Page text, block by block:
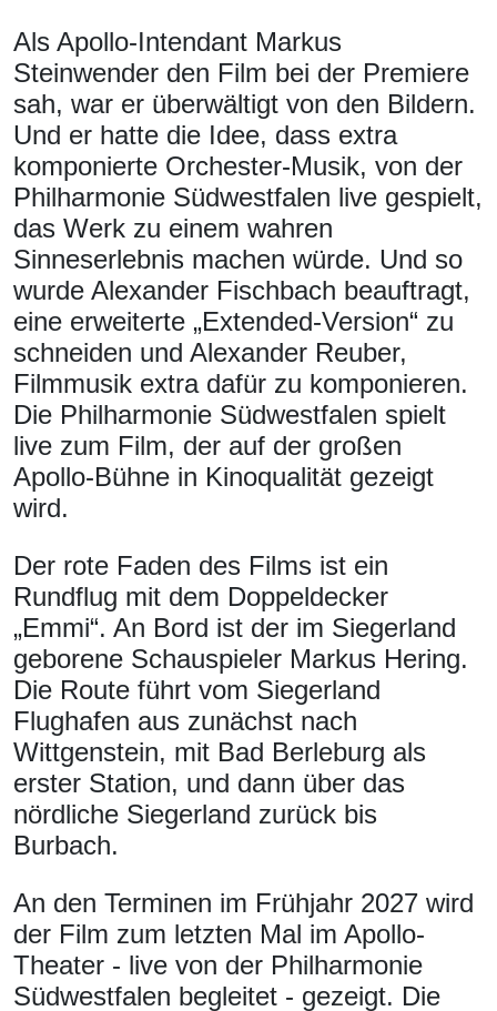
Als Apollo-Intendant Markus
Steinwender den Film bei der Premiere
sah, war er überwältigt von den Bildern.
Und er hatte die Idee, dass extra
komponierte Orchester-Musik, von der
Philharmonie Südwestfalen live gespielt,
das Werk zu einem wahren
Sinneserlebnis machen würde. Und so
wurde Alexander Fischbach beauftragt,
eine erweiterte „Extended-Version“ zu
schneiden und Alexander Reuber,
Filmmusik extra dafür zu komponieren.
Die Philharmonie Südwestfalen spielt
live zum Film, der auf der großen
Apollo-Bühne in Kinoqualität gezeigt
wird.
Der rote Faden des Films ist ein
Rundflug mit dem Doppeldecker
„Emmi“. An Bord ist der im Siegerland
geborene Schauspieler Markus Hering.
Die Route führt vom Siegerland
Flughafen aus zunächst nach
Wittgenstein, mit Bad Berleburg als
erster Station, und dann über das
nördliche Siegerland zurück bis
Burbach.
An den Terminen im Frühjahr 2027 wird
der Film zum letzten Mal im Apollo-
Theater - live von der Philharmonie
Südwestfalen begleitet - gezeigt. Die